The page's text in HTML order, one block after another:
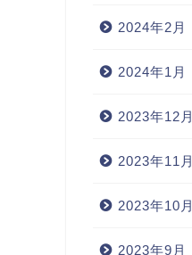
2024年2月
2024年1月
2023年12月
2023年11月
2023年10月
2023年9月